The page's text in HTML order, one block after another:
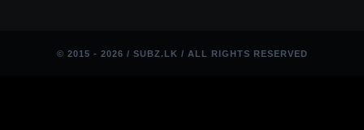
© 2015 - 2026 / SUBZ.LK / ALL RIGHTS RESERVED